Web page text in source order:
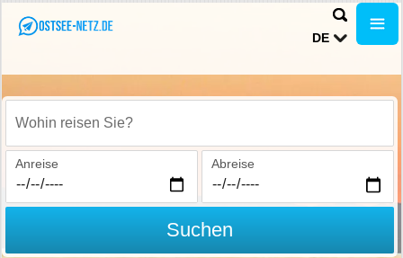
DE
Wohin reisen Sie?
Anreise Abreise
Suchen